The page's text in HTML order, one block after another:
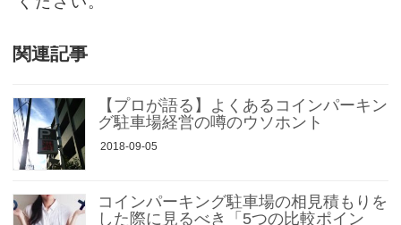
関連記事
【プロが語る】よくあるコインパーキン
グ駐車場経営の噂のウソホント
2018-09-05
コインパーキング駐車場の相見積もりを
した際に見るべき「5つの比較ポイン